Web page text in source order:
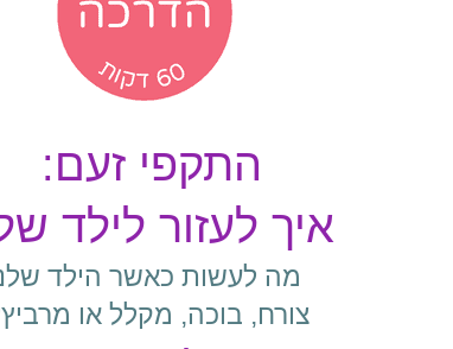
התקפי זעם:
איך לעזור לילד
מה לעשות כאשר הילד
צורח, בוכה, מקלל או